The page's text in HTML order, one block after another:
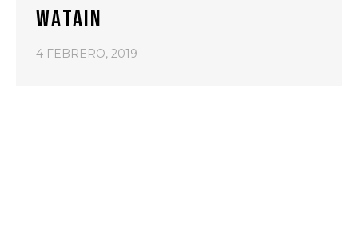
WATAIN
4 FEBRERO, 2019